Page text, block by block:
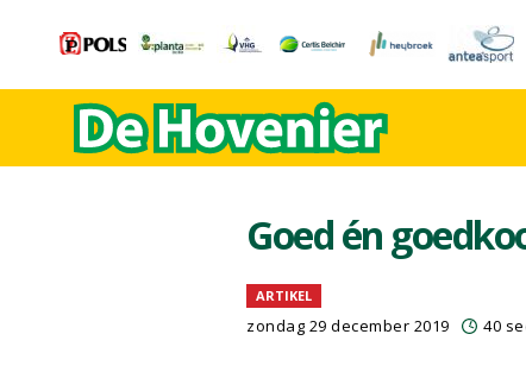
Goed én
ARTIKEL
zondag 29 december 2019 40